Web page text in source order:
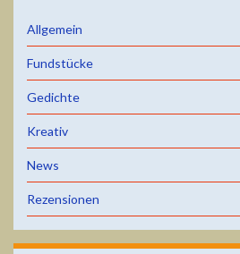
Allgemein
Fundstücke
Gedichte
Kreativ
News
Rezensionen